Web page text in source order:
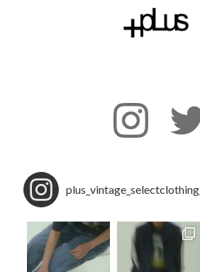
plus_vintage_selectclothing_